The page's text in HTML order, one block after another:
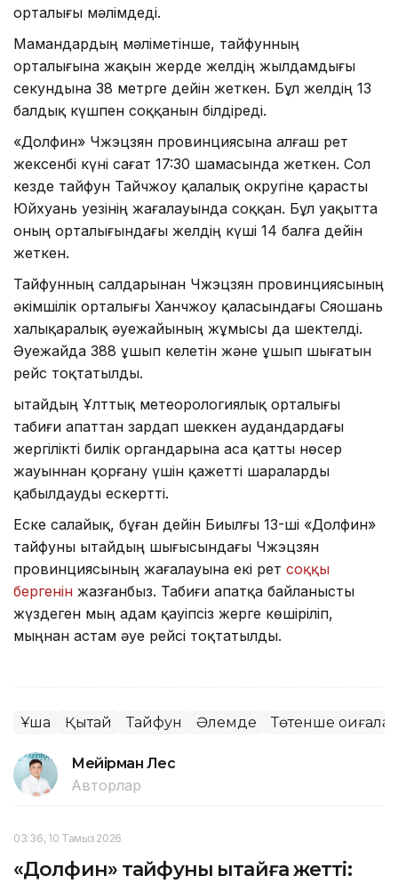
орталығы мәлімдеді.
Мамандардың мәліметінше, тайфунның
орталығына жақын жерде желдің жылдамдығы
секундына 38 метрге дейін жеткен. Бұл желдің 13
балдық күшпен соққанын білдіреді.
«Долфин» Чжэцзян провинциясына алғаш рет
жексенбі күні сағат 17:30 шамасында жеткен. Сол
кезде тайфун Тайчжоу қалалық округіне қарасты
Юйхуань уезінің жағалауында соққан. Бұл уақытта
оның орталығындағы желдің күші 14 балға дейін
жеткен.
Тайфунның салдарынан Чжэцзян провинциясының
әкімшілік орталығы Ханчжоу қаласындағы Сяошань
халықаралық әуежайының жұмысы да шектелді.
Әуежайда 388 ұшып келетін және ұшып шығатын
рейс тоқтатылды.
Қытайдың Ұлттық метеорологиялық орталығы
табиғи апаттан зардап шеккен аудандардағы
жергілікті билік органдарына аса қатты нөсер
жауыннан қорғану үшін қажетті шараларды
қабылдауды ескертті.
Еске салайық, бұған дейін Биылғы 13-ші «Долфин»
тайфуны Қытайдың шығысындағы Чжэцзян
провинциясының жағалауына екі рет соққы
бергенін жазғанбыз. Табиғи апатқа байланысты
жүздеген мың адам қауіпсіз жерге көшіріліп,
мыңнан астам әуе рейсі тоқтатылды.
Ұшақ Қытай Тайфун Әлемде Төтенше
Мейірман Лес
Авторлар
03:36, 10 Тамыз 2026
«Долфин» тайфуны Қытайға жетті: